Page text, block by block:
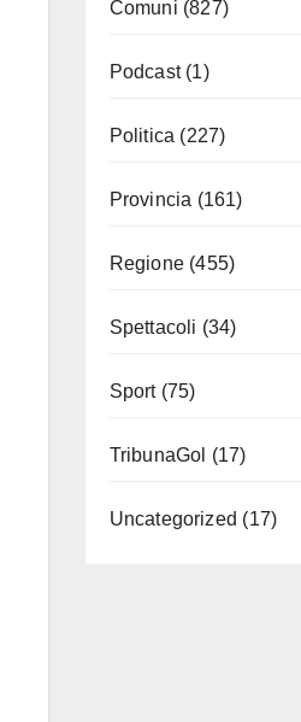
Comuni (827)
Podcast(1)
Politica (227)
Provincia (161)
Regione(455)
Spettacoli (34)
Sport(75)
TribunaGol (17)
Uncategorized (17)